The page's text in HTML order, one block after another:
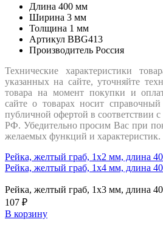
Длина 400 мм
Ширина 3 мм
Толщина 1 мм
Артикул BBG413
Производитель Россия
Технические характеристики
указанных на сайте, уточняйте
товара на момент покупки и
сайте о товарах носит
публичной офертой в соответствии
РФ. Убедительно просим Вас при
желаемых функций и характеристик.
Рейка, желтый граб, 1х2 мм, длина
Рейка, желтый граб, 1х4 мм, длина
Рейка, желтый граб, 1х3 мм, длина
107 ₽
В корзину